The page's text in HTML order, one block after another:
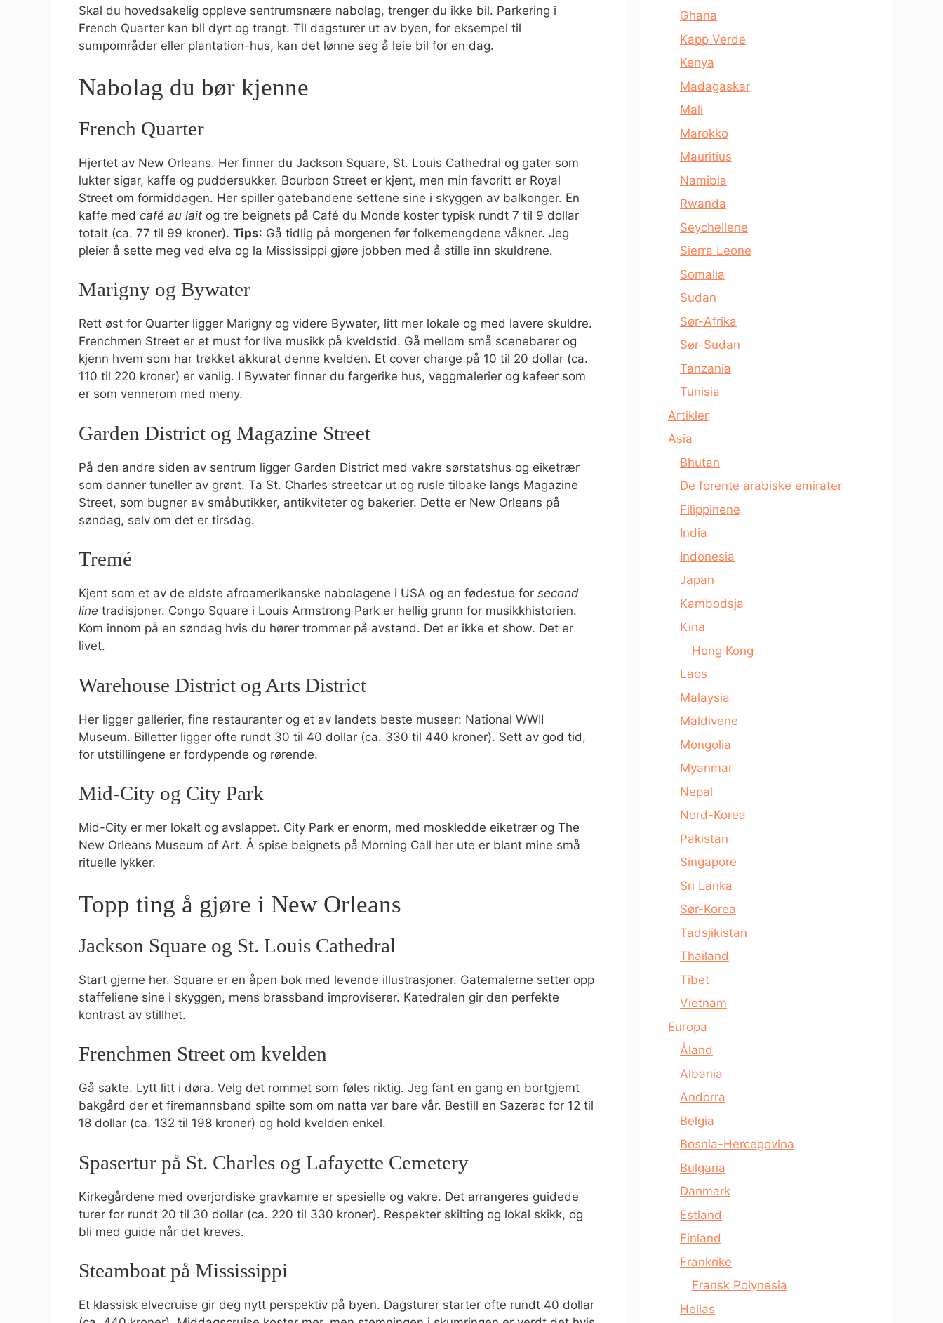
Skal du hovedsakelig oppleve sentrumsnære nabolag, trenger du ikke bil. Parkering i
French Quarter kan bli dyrt og trangt. Til dagsturer ut av byen, for eksempel til
sumpområder eller plantation-hus, kan det lønne seg å leie bil for en dag.
Nabolag du bør kjenne
French Quarter
Hjertet av New Orleans. Her finner du Jackson Square, St. Louis Cathedral og gater som
lukter sigar, kaffe og puddersukker. Bourbon Street er kjent, men min favoritt er Royal
Street om formiddagen. Her spiller gatebandene settene sine i skyggen av balkonger. En
kaffe med café au lait og tre beignets på Café du Monde koster typisk rundt 7 til 9 dollar
totalt (ca. 77 til 99 kroner). Tips: Gå tidlig på morgenen før folkemengdene våkner. Jeg
pleier å sette meg ved elva og la Mississippi gjøre jobben med å stille inn skuldrene.
Marigny og Bywater
Rett øst for Quarter ligger Marigny og videre Bywater, litt mer lokale og med lavere skuldre.
Frenchmen Street er et must for live musikk på kveldstid. Gå mellom små scenebarer og
kjenn hvem som har trøkket akkurat denne kvelden. Et cover charge på 10 til 20 dollar (ca.
110 til 220 kroner) er vanlig. I Bywater finner du fargerike hus, veggmalerier og kafeer som
er som vennerom med meny.
Garden District og Magazine Street
På den andre siden av sentrum ligger Garden District med vakre sørstatshus og eiketrær
som danner tuneller av grønt. Ta St. Charles streetcar ut og rusle tilbake langs Magazine
Street, som bugner av småbutikker, antikviteter og bakerier. Dette er New Orleans på
søndag, selv om det er tirsdag.
Tremé
Kjent som et av de eldste afroamerikanske nabolagene i USA og en fødestue for second
line tradisjoner. Congo Square i Louis Armstrong Park er hellig grunn for musikkhistorien.
Kom innom på en søndag hvis du hører trommer på avstand. Det er ikke et show. Det er
livet.
Warehouse District og Arts District
Her ligger gallerier, fine restauranter og et av landets beste museer: National WWII
Museum. Billetter ligger ofte rundt 30 til 40 dollar (ca. 330 til 440 kroner). Sett av god tid,
for utstillingene er fordypende og rørende.
Mid-City og City Park
Mid-City er mer lokalt og avslappet. City Park er enorm, med moskledde eiketrær og The
New Orleans Museum of Art. Å spise beignets på Morning Call her ute er blant mine små
rituelle lykker.
Topp ting å gjøre i New Orleans
Jackson Square og St. Louis Cathedral
Start gjerne her. Square er en åpen bok med levende illustrasjoner. Gatemalerne setter opp
staffeliene sine i skyggen, mens brassband improviserer. Katedralen gir den perfekte
kontrast av stillhet.
Frenchmen Street om kvelden
Gå sakte. Lytt litt i døra. Velg det rommet som føles riktig. Jeg fant en gang en bortgjemt
bakgård der et firemannsband spilte som om natta var bare vår. Bestill en Sazerac for 12 til
18 dollar (ca. 132 til 198 kroner) og hold kvelden enkel.
Spasertur på St. Charles og Lafayette Cemetery
Kirkegårdene med overjordiske gravkamre er spesielle og vakre. Det arrangeres guidede
turer for rundt 20 til 30 dollar (ca. 220 til 330 kroner). Respekter skilting og lokal skikk, og
bli med guide når det kreves.
Steamboat på Mississippi
Et klassisk elvecruise gir deg nytt perspektiv på byen. Dagsturer starter ofte rundt 40 dollar
Ghana
Kapp Verde
Kenya
Madagaskar
Mali
Marokko
Mauritius
Namibia
Rwanda
Seychellene
Sierra Leone
Somalia
Sudan
Sør-Afrika
Sør-Sudan
Tanzania
Tunisia
Artikler
Asia
Bhutan
De forente arabiske emirater
Filippinene
India
Indonesia
Japan
Kambodsja
Kina
Hong Kong
Laos
Malaysia
Maldivene
Mongolia
Myanmar
Nepal
Nord-Korea
Pakistan
Singapore
Sri Lanka
Sør-Korea
Tadsjikistan
Thailand
Tibet
Vietnam
Europa
Åland
Albania
Andorra
Belgia
Bosnia-Hercegovina
Bulgaria
Danmark
Estland
Finland
Frankrike
Fransk Polynesia
Hellas